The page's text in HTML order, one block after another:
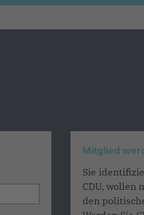
Mitglied
Sie
CDU,
den